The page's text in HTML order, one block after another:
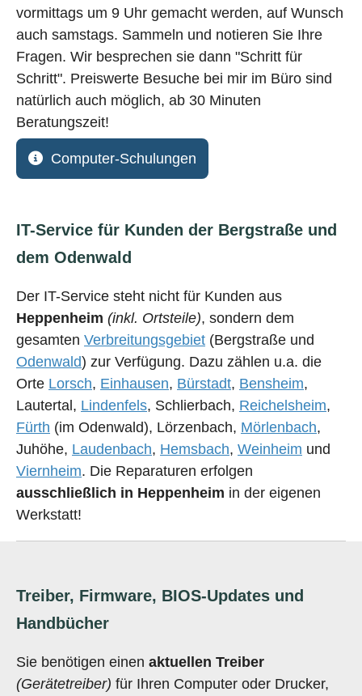
vormittags um 9 Uhr gemacht werden, auf Wunsch
auch samstags. Sammeln und notieren Sie Ihre
Fragen. Wir besprechen sie dann "Schritt für
Schritt". Preiswerte Besuche bei mir im Büro sind
natürlich auch möglich, ab 30 Minuten
Beratungszeit!
Computer-Schulungen
IT-Service für Kunden der Bergstraße und
dem Odenwald
Der IT-Service steht nicht für Kunden aus
Heppenheim (inkl. Ortsteile), sondern dem
gesamten Verbreitungsgebiet (Bergstraße und
Odenwald) zur Verfügung. Dazu zählen u.a. die
Orte Lorsch, Einhausen, Bürstadt, Bensheim,
Lautertal, Lindenfels, Schlierbach, Reichelsheim,
Fürth (im Odenwald), Lörzenbach, Mörlenbach,
Juhöhe, Laudenbach, Hemsbach, Weinheim und
Viernheim. Die Reparaturen erfolgen
ausschließlich in Heppenheim in der eigenen
Werkstatt!
Treiber, Firmware, BIOS-Updates und
Handbücher
Sie benötigen einen aktuellen Treiber
(Gerätetreiber) für Ihren Computer oder Drucker,